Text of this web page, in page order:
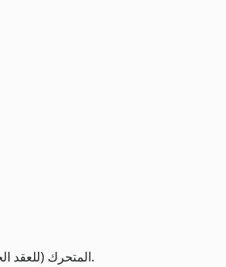
ينزلق VWAP - قيمة VWAP المتحرك (للعقد الحالي) لآخر [فترة زمنية محددة] متدرج / ناقص مقدار التعويض المحتمل.